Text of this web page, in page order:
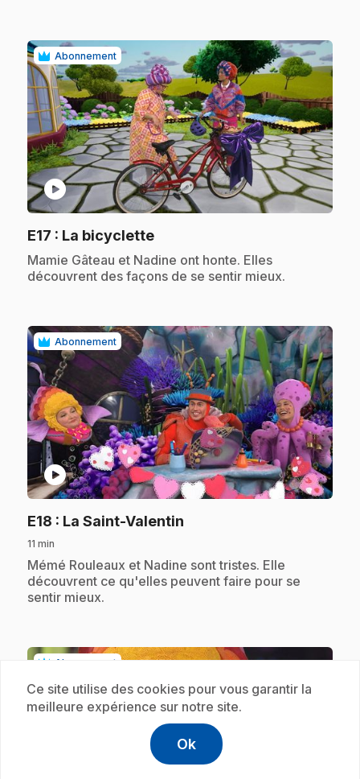
Abonnement
play_circle
E17 : La bicyclette.
.Mamie Gâteau et Nadine ont honte. Elles
découvrent des façons de se sentir mieux.
Abonnement
play_circle
E18 : La Saint-Valentin
11 min
.Mémé Rouleaux et Nadine sont tristes. Elle
découvrent ce qu'elles peuvent faire pour se
sentir mieux.
Abonnement
Ce site utilise des cookies pour vous garantir la
meilleure expérience sur notre site.
Ok